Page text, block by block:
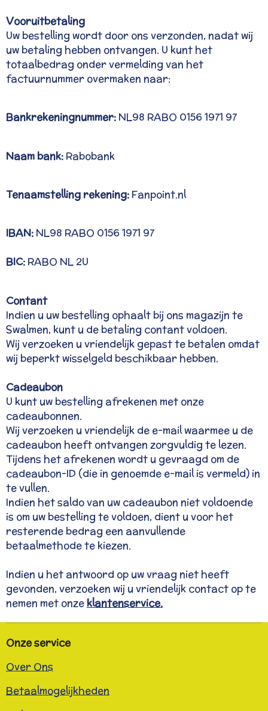
Vooruitbetaling
Uw bestelling wordt door ons verzonden, nadat wij
uw betaling hebben ontvangen. U kunt het
totaalbedrag onder vermelding van het
factuurnummer overmaken naar:
Bankrekeningnummer: NL98 RABO 0156 1971 97
Naam bank: Rabobank
Tenaamstelling rekening: Fanpoint.nl
IBAN: NL98 RABO 0156 1971 97
BIC: RABO NL 2U
Contant
Indien u uw bestelling ophaalt bij ons magazijn te
Swalmen, kunt u de betaling contant voldoen.
Wij verzoeken u vriendelijk gepast te betalen omdat
wij beperkt wisselgeld beschikbaar hebben.
Cadeaubon
U kunt uw bestelling afrekenen met onze
cadeaubonnen.
Wij verzoeken u vriendelijk de e-mail waarmee u de
cadeaubon heeft ontvangen zorgvuldig te lezen.
Tijdens het afrekenen wordt u gevraagd om de
cadeaubon-ID (die in genoemde e-mail is vermeld) in
te vullen.
Indien het saldo van uw cadeaubon niet voldoende
is om uw bestelling te voldoen, dient u voor het
resterende bedrag een aanvullende
betaalmethode te kiezen.
Indien u het antwoord op uw vraag niet heeft
gevonden, verzoeken wij u vriendelijk contact op te
nemen met onze klantenservice.
Onze service
Over Ons
Betaalmogelijkheden